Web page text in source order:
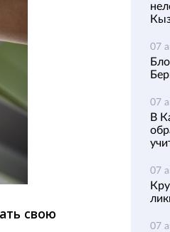
свою
07
07
В
07
07